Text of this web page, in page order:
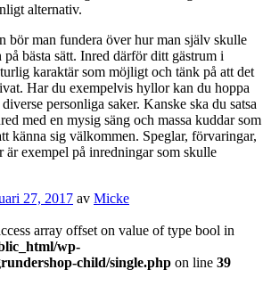
alternativ.
bör man fundera över hur man själv skulle
bästa sätt. Inred därför ditt gästrum i
karaktär som möjligt och tänk på att det
Har du exempelvis hyllor kan du hoppa
personliga saker. Kanske ska du satsa
med en mysig säng och massa kuddar som
känna sig välkommen. Speglar, förvaringar,
är exempel på inredningar som skulle
27, 2017 av Micke
array offset on value of type bool in
wp-
child/single.php on line 39